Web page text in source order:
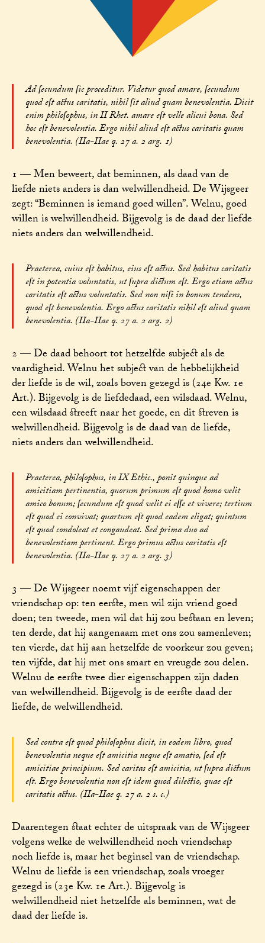
Ad ſecundum ſic proceditur. Videtur quod amare, ſecundum
quod eſt actus caritatis, nihil ſit aliud quam benevolentia. Dicit
enim philoſophus, in II Rhet. amare eſt velle alicui bona. Sed
hoc eſt benevolentia. Ergo nihil aliud eſt actus caritatis quam
benevolentia. (IIa-IIae q. 27 a. 2 arg. 1)
1 — Men beweert, dat beminnen, als daad van de
liefde niets anders is dan welwillendheid. De Wijsgeer
zegt: “Beminnen is iemand goed willen”. Welnu, goed
willen is welwillendheid. Bijgevolg is de daad der liefde
niets anders dan welwillendheid.
Praeterea, cuius eſt habitus, eius eſt actus. Sed habitus caritatis
eſt in potentia voluntatis, ut ſupra dictum eſt. Ergo etiam actus
caritatis eſt actus voluntatis. Sed non niſi in bonum tendens,
quod eſt benevolentia. Ergo actus caritatis nihil eſt aliud quam
benevolentia. (IIa-IIae q. 27 a. 2 arg. 2)
2 — De daad behoort tot hetzelfde subject als de
vaardigheid. Welnu het subject van de hebbelijkheid
der liefde is de wil, zoals boven gezegd is (24e Kw. 1e
Art.). Bijgevolg is de liefdedaad, een wilsdaad. Welnu,
een wilsdaad streeft naar het goede, en dit streven is
welwillendheid. Bijgevolg is de daad van de liefde,
niets anders dan welwillendheid.
Praeterea, philoſophus, in IX Ethic., ponit quinque ad
amicitiam pertinentia, quorum primum eſt quod homo velit
amico bonum; ſecundum eſt quod velit ei eſſe et vivere; tertium
eſt quod ei convivat; quartum eſt quod eadem eligat; quintum
eſt quod condoleat et congaudeat. Sed prima duo ad
benevolentiam pertinent. Ergo primus actus caritatis eſt
benevolentia. (IIa-IIae q. 27 a. 2 arg. 3)
3 — De Wijsgeer noemt vijf eigenschappen der
vriendschap op: ten eerste, men wil zijn vriend goed
doen; ten tweede, men wil dat hij zou bestaan en leven;
ten derde, dat hij aangenaam met ons zou samenleven;
ten vierde, dat hij aan hetzelfde de voorkeur zou geven;
ten vijfde, dat hij met ons smart en vreugde zou delen.
Welnu de eerste twee dier eigenschappen zijn daden
van welwillendheid. Bijgevolg is de eerste daad der
liefde, de welwillendheid.
Sed contra eſt quod philoſophus dicit, in eodem libro, quod
benevolentia neque eſt amicitia neque eſt amatio, ſed eſt
amicitiae principium. Sed caritas eſt amicitia, ut ſupra dictum
eſt. Ergo benevolentia non eſt idem quod dilectio, quae eſt
caritatis actus. (IIa-IIae q. 27 a. 2 s. c.)
Daarentegen staat echter de uitspraak van de Wijsgeer
volgens welke de welwillendheid noch vriendschap
noch liefde is, maar het beginsel van de vriendschap.
Welnu de liefde is een vriendschap, zoals vroeger
gezegd is (23e Kw. 1e Art.). Bijgevolg is
welwillendheid niet hetzelfde als beminnen, wat de
daad der liefde is.